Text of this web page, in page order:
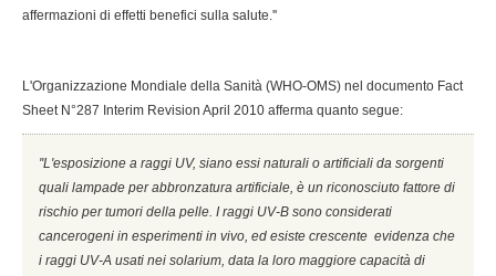
affermazioni di effetti benefici sulla salute.''
L'Organizzazione Mondiale della Sanità (WHO-OMS) nel documento Fact
Sheet N°287 Interim Revision April 2010 afferma quanto segue:
''L'esposizione a raggi UV, siano essi naturali o artificiali da sorgenti
quali lampade per abbronzatura artificiale, è un riconosciuto fattore di
rischio per tumori della pelle. I raggi UV-B sono considerati
cancerogeni in esperimenti in vivo, ed esiste crescente evidenza che
i raggi UV-A usati nei solarium, data la loro maggiore capacità di